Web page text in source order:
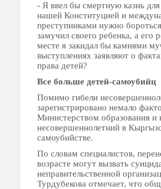
- Я ввел бы смертную казнь
нашей Конституцией и
преступниками нужно
замучил своего ребенка, а
месте я закидал бы камнями
выступлениях заявляют о
права детей?
Все больше детей-самоубийц
Помимо гибели
зарегистрировано немало
Министерством образования
несовершеннолетний в
самоубийстве.
По словам специалистов,
возрасте могут вызвать
неправительственной
Турдубекова отмечает, что